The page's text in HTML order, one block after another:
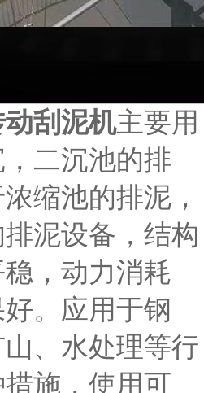
刮泥机主要用
二沉池的排
缩池的排泥，
泥设备，结构
，动力消耗
。应用于钢
、水处理等行
施，使用可